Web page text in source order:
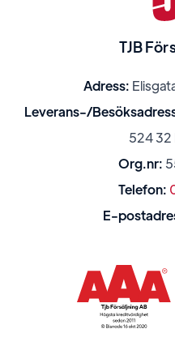
TJB
Adress:
Leverans-/
524 32
Org.nr:
Telefon:
E-